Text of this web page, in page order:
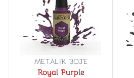
METALIK BOJE
Royal Purple